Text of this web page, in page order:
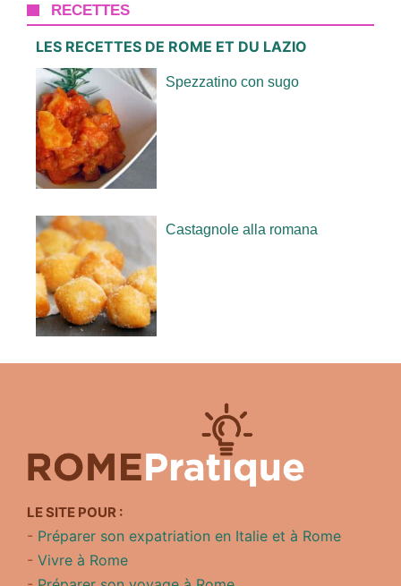
RECETTES
LES RECETTES DE ROME ET DU LAZIO
Spezzatino con sugo
Castagnole alla romana
LE SITE POUR :
- Préparer son expatriation en Italie et à Rome
- Vivre à Rome